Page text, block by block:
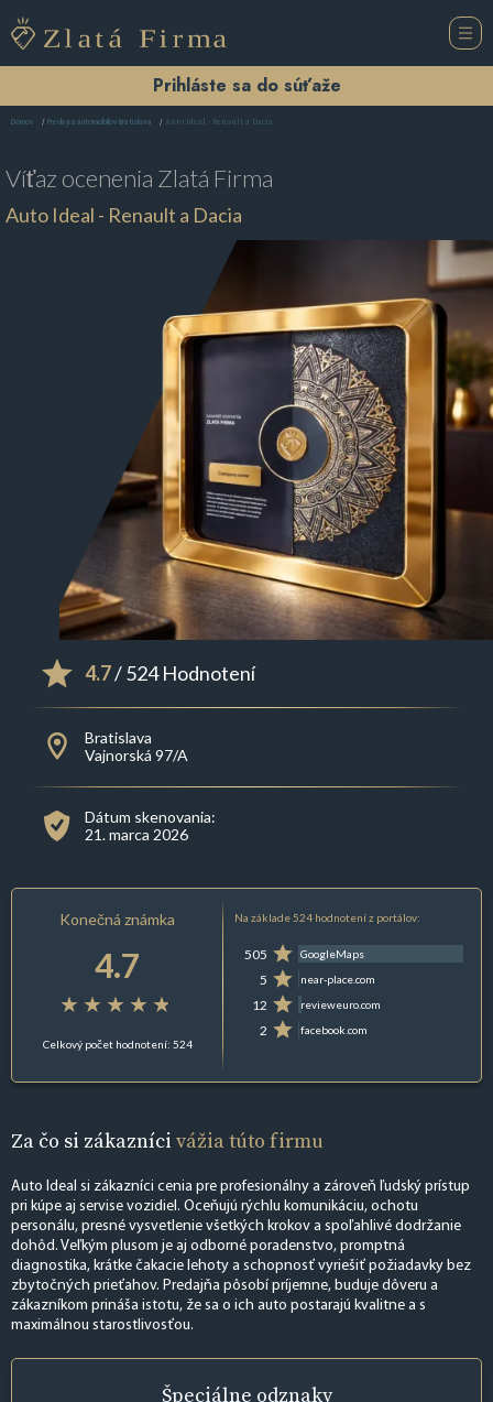
Prihláste sa do súťaže
Domov Predajca automobilov Bratislava Auto Ideal - Renault a Dacia
Víťaz ocenenia Zlatá Firma
Auto Ideal - Renault a Dacia
4.7/ 524 Hodnotení
Bratislava
Vajnorská 97/A
Dátum skenovania:
21. marca 2026
Konečná známka
4.7
Celkový počet hodnotení: 524
Na základe 524 hodnotení z portálov:
505 GoogleMaps
5 near-place.com
12 revieweuro.com
2 facebook.com
Za čo si zákazníci vážia túto firmu
Auto Ideal si zákazníci cenia pre profesionálny a zároveň ľudský prístup
pri kúpe aj servise vozidiel. Oceňujú rýchlu komunikáciu, ochotu
personálu, presné vysvetlenie všetkých krokov a spoľahlivé dodržanie
dohôd. Veľkým plusom je aj odborné poradenstvo, promptná
diagnostika, krátke čakacie lehoty a schopnosť vyriešiť požiadavky bez
zbytočných prieťahov. Predajňa pôsobí príjemne, buduje dôveru a
zákazníkom prináša istotu, že sa o ich auto postarajú kvalitne a s
maximálnou starostlivosťou.
Špeciálne odznaky